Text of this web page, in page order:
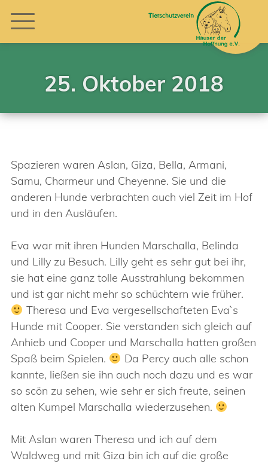
25. Oktober 2018
Spazieren waren Aslan, Giza, Bella, Armani,
Samu, Charmeur und Cheyenne. Sie und die
anderen Hunde verbrachten auch viel Zeit im Hof
und in den Ausläufen.
Eva war mit ihren Hunden Marschalla, Belinda
und Lilly zu Besuch. Lilly geht es sehr gut bei ihr,
sie hat eine ganz tolle Ausstrahlung bekommen
und ist gar nicht mehr so schüchtern wie früher.
Theresa und Eva vergesellschafteten Eva`s
Hunde mit Cooper. Sie verstanden sich gleich auf
Anhieb und Cooper und Marschalla hatten großen
Spaß beim Spielen.
Da Percy auch alle schon
kannte, ließen sie ihn auch noch dazu und es war
so scön zu sehen, wie sehr er sich freute, seinen
alten Kumpel Marschalla wiederzusehen.
Mit Aslan waren Theresa und ich auf dem
Waldweg und mit Giza bin ich auf die große